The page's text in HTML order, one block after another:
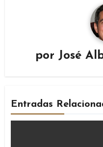
por José
Entradas